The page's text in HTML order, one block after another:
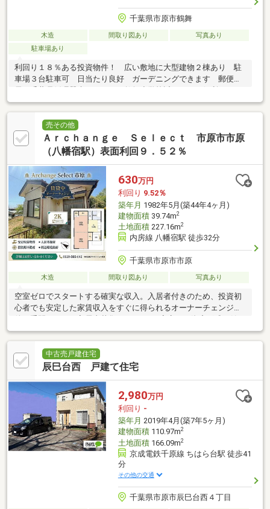
千葉県市原市鶴舞
木造 間取り図あり
写真あり
駐車場あり
利回り１８％ある投資物件！ 広い敷地に大型建物２棟あり 駐
車場３台駐車可 日当たり良好 ガーデニングできます 郵便
売その他
Ａｒｃｈａｎｇｅ Ｓｅｌｅｃｔ 市原市市原
（八幡宿駅）表面利回９．５２％
630万円
利回り 9.52％
築年月 1982年5月(築44年4ヶ月)
建物面積39.74m2
土地面積227.16m2
内房線 八幡宿駅 徒歩32分
千葉県市原市市原
木造 間取り図あり 写真あり
空室ゼロでスタートする確実な収入。入居者付きのため、投資初
心者でも安定した家賃収入をすぐに得られるオーナーチェンジ物
たい方に是非おすすめです
中古売戸建住宅
辰巳台西 戸建て住宅
2,980万円
利回り -
築年月 2019年4月(築7年5ヶ月)
建物面積110.97m2
土地面積166.09m2
京成電鉄千原線 ちはら台駅 徒歩41
分
その他の交通
千葉県市原市辰巳台西４丁目